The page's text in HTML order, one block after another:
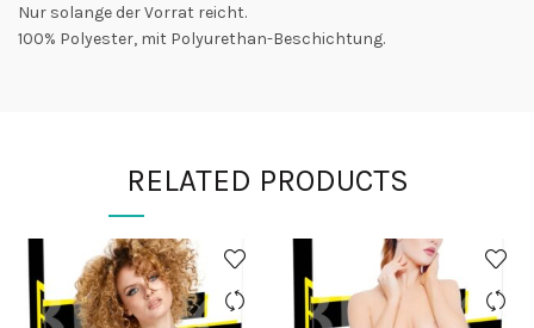
Nur solange der Vorrat reicht.
100% Polyester, mit Polyurethan-Beschichtung.
RELATED PRODUCTS